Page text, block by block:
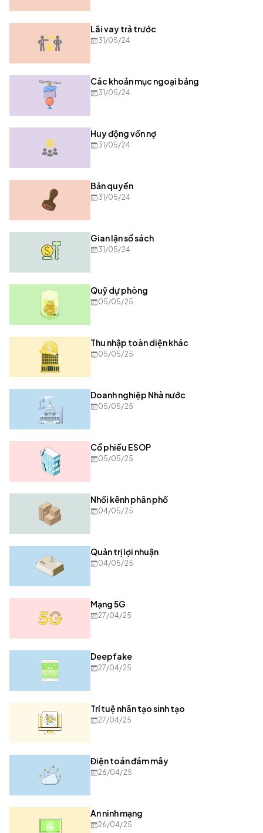
Lãi vay trả trước
31/05/24
Các khoản mục ngoại bảng
31/05/24
Huy động vốn nợ
31/05/24
Bản quyền
31/05/24
Gian lận sổ sách
31/05/24
Quỹ dự phòng
05/05/25
Thu nhập toàn diện khác
05/05/25
Doanh nghiệp Nhà nước
05/05/25
Cổ phiếu ESOP
05/05/25
Nhồi kênh phân phố
04/05/25
Quản trị lợi nhuận
04/05/25
Mạng 5G
27/04/25
Deepfake
27/04/25
Trí tuệ nhân tạo sinh tạo
27/04/25
Điện toán đám mây
26/04/25
An ninh mạng
26/04/25